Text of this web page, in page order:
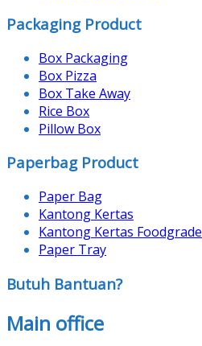
Packaging Product
Box Packaging
Box Pizza
Box Take Away
Rice Box
Pillow Box
Paperbag Product
Paper Bag
Kantong Kertas
Kantong Kertas Foodgrade
Paper Tray
Butuh Bantuan?
Main office